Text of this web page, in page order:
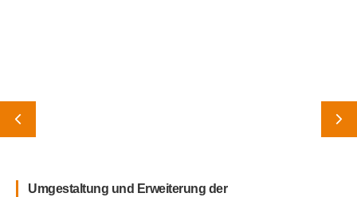
Umgestaltung und Erweiterung der